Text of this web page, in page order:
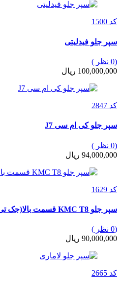
کد 1500
سپر جلو فیدلیتی
(0 نظر )
100,000,000 ریال
کد 2847
سپر جلو کی ام سی J7
(0 نظر )
94,000,000 ریال
کد 1629
سپر جلو KMC T8 قسمت بالا(جک تی 8)
(0 نظر )
90,000,000 ریال
کد 2665